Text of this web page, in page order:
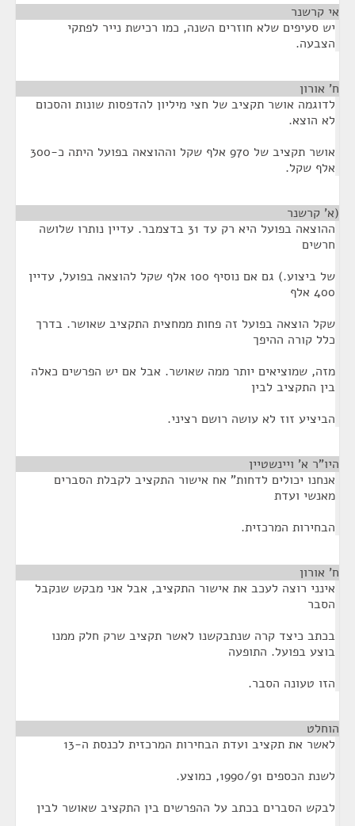
אי קרשנר
יש סעיפים שלא חוזרים השנה, כמו רכישת נייר לפתקי
הצבעה.
ח' אורון
לדוגמה אושר תקציב של חצי מיליון להדפסות שונות והסכום
לא הוצא.
אושר תקציב של 970 אלף שקל וההוצאה בפועל היתה כ-300
אלף שקל.
(א' קרשנר
ההוצאה בפועל היא רק עד 31 בדצמבר. עדיין נותרו שלושה
חרשים
של ביצוע.) גם אם נוסיף 100 אלף שקל להוצאה בפועל, עדיין
400 אלף
שקל הוצאה בפועל זה פחות ממחצית התקציב שאושר. בדרך
כלל קורה ההיפך
מזה, שמוציאים יותר ממה שאושר. אבל אם יש הפרשים כאלה
בין התקציב לבין
הביציע זוז לא עושה רושם רציני.
היו"ר א' ויינשטיין
אנחנו יכולים לדחות" אח אישור התקציב לקבלת הסברים
מאנשי ועדת
הבחירות המרכזית.
ח' אורון
אינני רוצה לעכב את אישור התקציב, אבל אני מבקש שנקבל
הסבר
בכתב כיצד קרה שנתבקשנו לאשר תקציב שרק חלק ממנו
בוצע בפועל. התופעה
הזו טעונה הסבר.
הוחלט
לאשר את תקציב ועדת הבחירות המרכזית לכנסת ה-13
לשנת הכספים 1990/91, כמוצע.
לבקש הסברים בכתב על ההפרשים בין התקציב שאושר לבין